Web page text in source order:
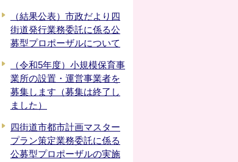
（結果公表）市政だより四
街道発行業務委託に係る公
募型プロポーザルについて
（令和5年度）小規模保育事
業所の設置・運営事業者を
募集します（募集は終了し
ました）
四街道市都市計画マスター
プラン策定業務委託に係る
公募型プロポーザルの実施